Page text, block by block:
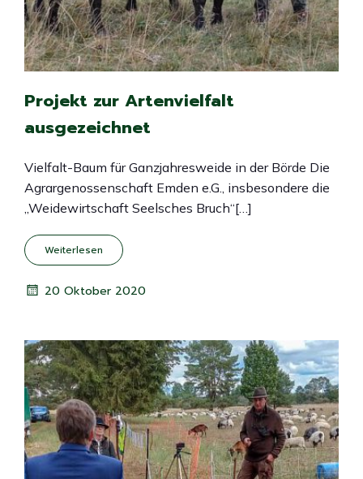
Projekt zur Artenvielfalt
ausgezeichnet
Vielfalt-Baum für Ganzjahresweide in der Börde Die
Agrargenossenschaft Emden e.G., insbesondere die
„Weidewirtschaft Seelsches Bruch“[…]
Weiterlesen
20 Oktober 2020